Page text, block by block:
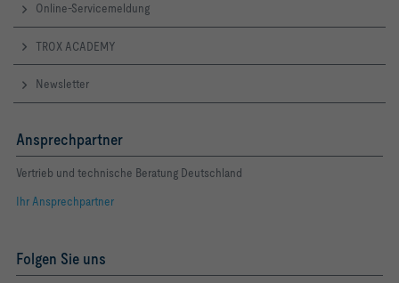
Online-Servicemeldung
TROX ACADEMY
Newsletter
Ansprechpartner
Vertrieb und technische Beratung Deutschland
Ihr Ansprechpartner
Folgen Sie uns